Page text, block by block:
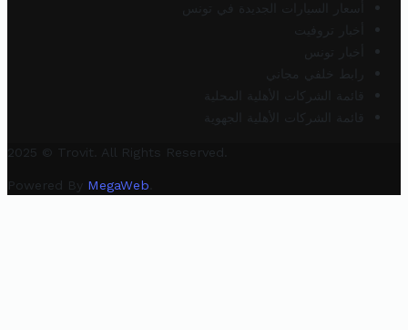
أسعار السيارات الجديدة في تونس
أخبار تروفيت
أخبار تونس
رابط خلفي مجاني
قائمة الشركات الأهلية المحلية
قائمة الشركات الأهلية الجهوية
2025 © Trovit. All Rights Reserved.
Powered By MegaWeb